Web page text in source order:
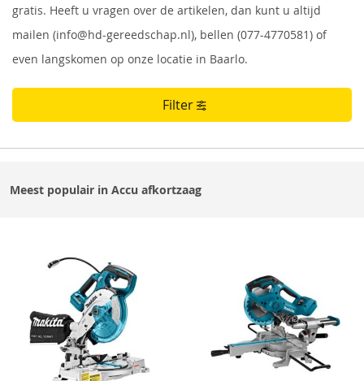
gratis. Heeft u vragen over de artikelen, dan kunt u altijd
mailen (info@hd-gereedschap.nl), bellen (077-4770581) of
even langskomen op onze locatie in Baarlo.
Meest populair in Accu afkortzaag
Filter